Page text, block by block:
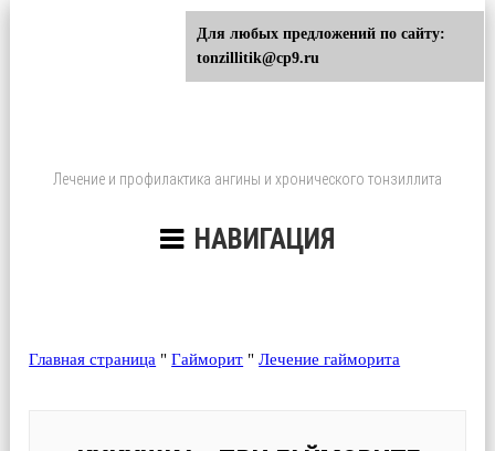
Лечение и профилактика ангины и хронического тонзиллита
НАВИГАЦИЯ
Главная страница "Гайморит "Лечение гайморита
Для любых предложений по сайту:
tonzillitik@cp9.ru